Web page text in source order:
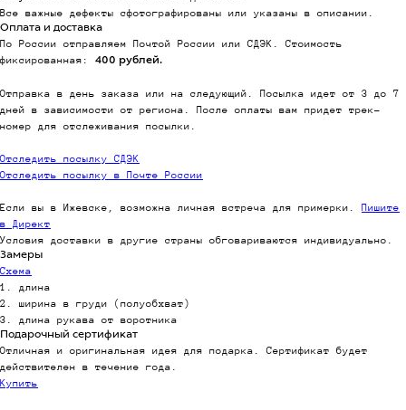
Все важные дефекты сфотографированы или указаны в описании.
Оплата и доставка
По России отправляем Почтой России или СДЭК. Стоимость
фиксированная: 400 рублей.
Отправка в день заказа или на следующий. Посылка идет от 3 до 7
дней в зависимости от региона. После оплаты вам придет трек-
номер для отслеживания посылки.
Отследить посылку СДЭК
Отследить посылку в Почте России
Если вы в Ижевске, возможна личная встреча для примерки. Пишите
в Директ
Условия доставки в другие страны обговариваются индивидуально.
Замеры
Схема
1. длина
2. ширина в груди (полуобхват)
3. длина рукава от воротника
Подарочный сертификат
Отличная и оригинальная идея для подарка. Сертификат будет
действителен в течение года.
Купить